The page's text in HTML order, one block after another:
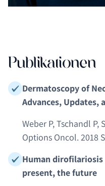
Publikationen
Dermatoscopy of
Advances, Updates,
Weber P, Tschandl P,
Options Oncol. 2018
Human
present, the future